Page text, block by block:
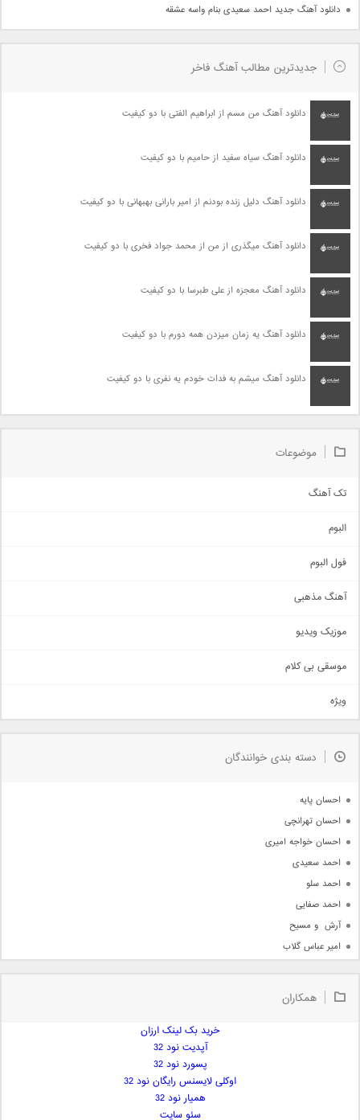
دانلود آهنگ جدید احمد سعیدی بنام واسه عشقه
جدیدترین مطالب آهنگ فاخر
دانلود آهنگ من مسم از ابراهیم الفتی با دو کیفیت
دانلود آهنگ سیاه سفید از حامیم با دو کیفیت
دانلود آهنگ دلیل زنده بودنم از امیر بارانی بهبهانی با دو کیفیت
دانلود آهنگ میگذری از من از محمد جواد فخری با دو کیفیت
دانلود آهنگ معجزه از علی طبرسا با دو کیفیت
دانلود آهنگ یه زمان میزدن همه دورم با دو کیفیت
دانلود آهنگ میشم به فدات خودم یه نفری با دو کیفیت
موضوعات
تک آهنگ
اجتماعی
حماسی
سنتی
اهنگ بندرعباسی
دمو
مذهبی
جدیدترین ها
البوم
فول البوم
آهنگ مذهبی
موزیک ویدیو
موسقی بی کلام
ویژه
دسته بندی خوانندگان
احسان پایه
احسان تهرانچی
احسان خواجه امیری
احمد سعیدی
احمد سلو
احمد صفایی
آرش  و مسیح
امیر عباس گلاب
امیر علی
همکاران
خرید بک لینک ارزان
آپدیت نود 32
پسورد نود 32
اوکلی لایسنس رایگان نود 32
همیار نود 32
سئو سایت